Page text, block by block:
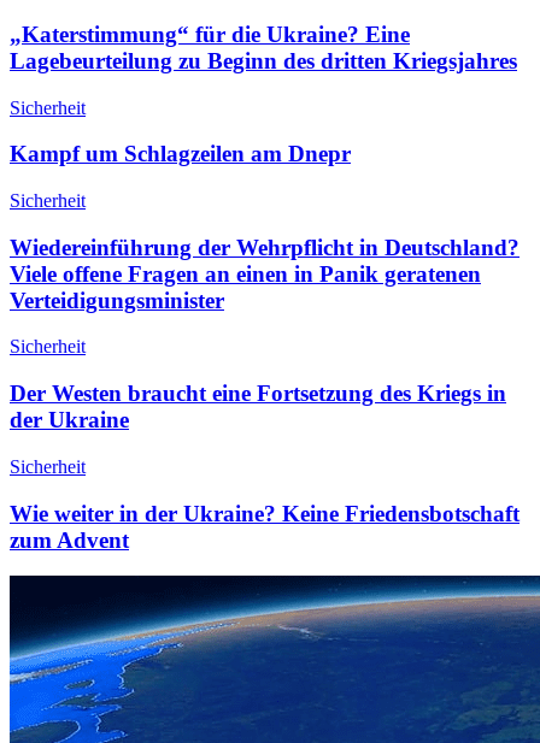
„Katerstimmung“ für die Ukraine? Eine
Lagebeurteilung zu Beginn des dritten Kriegsjahres
Sicherheit
Kampf um Schlagzeilen am Dnepr
Sicherheit
Wiedereinführung der Wehrpflicht in Deutschland?
Viele offene Fragen an einen in Panik geratenen
Verteidigungsminister
Sicherheit
Der Westen braucht eine Fortsetzung des Kriegs in
der Ukraine
Sicherheit
Wie weiter in der Ukraine? Keine Friedensbotschaft
zum Advent